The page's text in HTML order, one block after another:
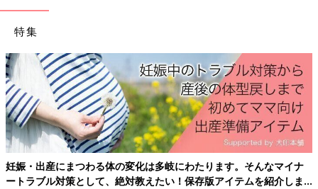
出典：Instagramアカウント「mii.pokemon_nuidori_trip」
mii.pokemon_nuidori_tripさんが購入したのは、3COINS×ポケピ
ースのミニポーチ。キャラクター部分はプリントではなくワッペ
特集
妊娠・出産にまつわる体の変化は多岐にわたります。そんなマイナ
ートラブル対策として、絶対教えたい！保存版アイテムを紹介しま